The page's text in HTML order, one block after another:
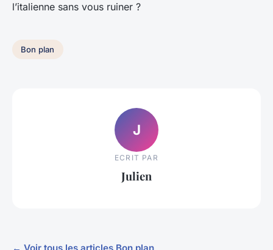
l’italienne sans vous ruiner ?
Bon plan
J
ECRIT PAR
Julien